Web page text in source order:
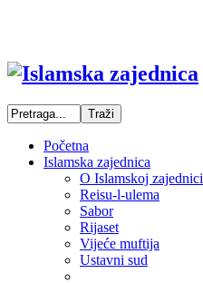
Početna
Islamska zajednica
O Islamskoj zajednici
Reisu-l-ulema
Sabor
Rijaset
Vijeće muftija
Ustavni sud